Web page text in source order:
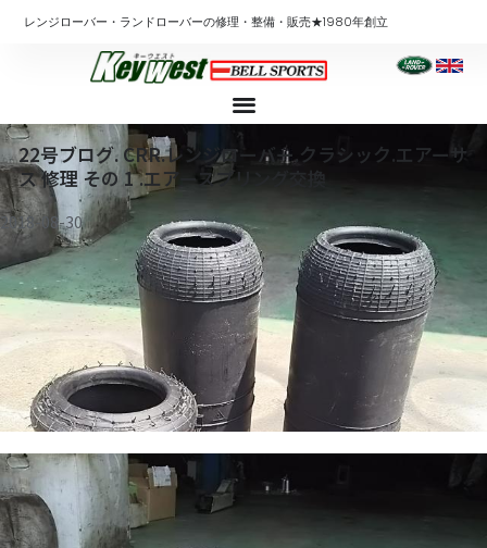
ッ
プ
レンジローバー・ランドローバーの修理・整備・販売★1980年創立
22号ブログ. CRR.レンジローバー.クラシック.エアーサ
ス 修理 その 1 .エアースプリング交換
2018-08-30